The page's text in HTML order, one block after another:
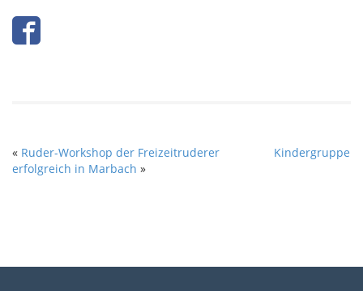
« Ruder-Workshop der Freizeitruderer
Kindergruppe
erfolgreich in Marbach »